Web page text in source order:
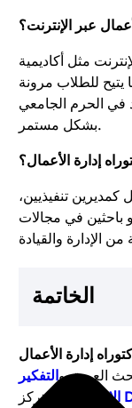
عبر الإنترنت؟
مثل أكاديمية
للطلاب مرونة
في الحرم الجامعي
بشكل مستمر.
إدارة الأعمال؟
كمديرين تنفيذيين،
باحثين في مجالات
الخاتمة
إدارة الأعمال
العميق والتفكير
الاستراتيجي